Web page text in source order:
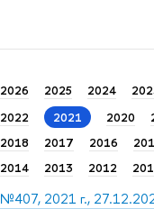
2026 2025 2024
2022
2021 2020
2018
2017 2016
2014
2013 2012
№407, 2021 г.,